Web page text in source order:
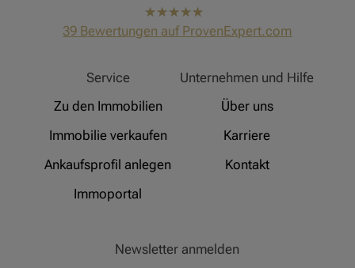
hat4,91
von5
39 Bewertungen auf ProvenExpert.com
Service
Zu den Immobilien
Immobilie verkaufen
Ankaufsprofil anlegen
Immoportal
Unternehmen und Hilfe
Über uns
Karriere
Kontakt
Newsletter anmelden